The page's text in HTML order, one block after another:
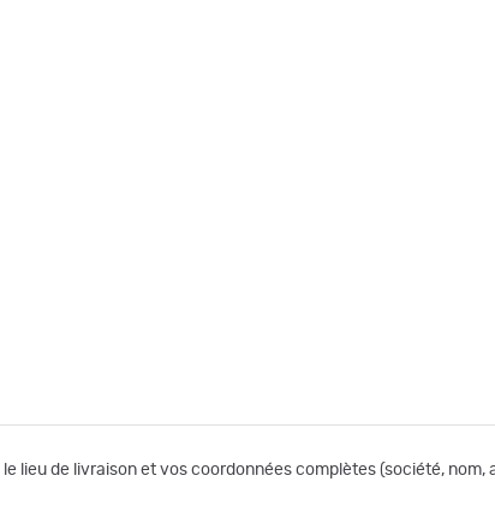
lieu de livraison et vos coordonnées complètes (société,